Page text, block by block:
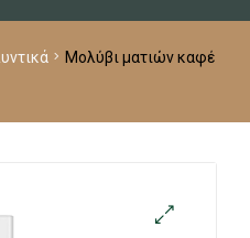
Μολύβι ματιών καφέ